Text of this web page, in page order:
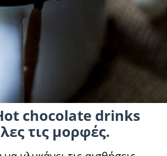
chocolate drinks
τις μορφές.